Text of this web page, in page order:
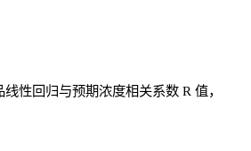
性回归与预期浓度相关系数 R 值，